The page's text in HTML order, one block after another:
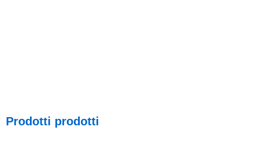
Prodotti prodotti